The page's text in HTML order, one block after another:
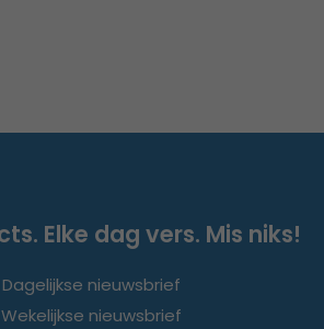
Elke dag vers. Mis niks!
Dagelijkse nieuwsbrief
Wekelijkse nieuwsbrief